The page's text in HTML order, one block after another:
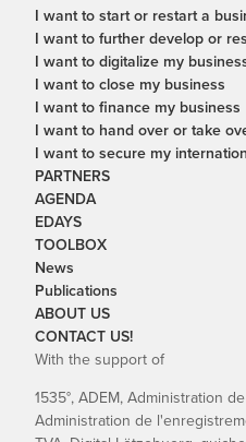
I want to start or restart a
I want to further develop or
I want to digitalize my
I want to close my business
I want to finance my business
I want to hand over or take
I want to secure my
PARTNERS
AGENDA
EDAYS
TOOLBOX
News
Publications
ABOUT US
CONTACT US!
With the support of
1535°, ADEM, Administration
Administration de